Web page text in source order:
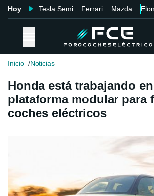
Hoy Tesla Semi Ferrari Mazda
Inicio Noticias
Honda está trabajando
plataforma modular para
coches eléctricos